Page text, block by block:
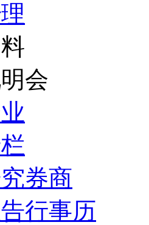
会
券商
行事历